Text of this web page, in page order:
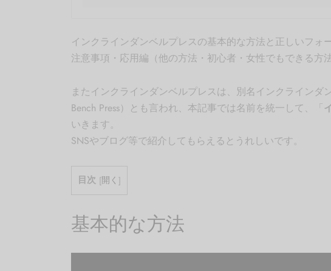
インクラインダンベルプレスの基本的な方法と正しいフォ
注意事項・応用編（他の方法・初心者・女性でもできる方
またインクラインダンベルプレスは、別名インクラインダ
Bench Press）とも言われ、本記事では名前を統一して、「
いきます。
SNSやブログ等で紹介してもらえるとうれしいです。
目次 [開く ]
基本的な方法